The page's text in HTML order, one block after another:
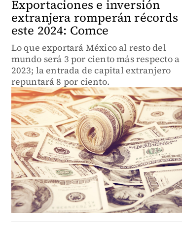
Exportaciones e inversión
extranjera romperán récords
este 2024: Comce
Lo que exportará México al resto del
mundo será 3 por ciento más respecto a
2023; la entrada de capital extranjero
repuntará 8 por ciento.